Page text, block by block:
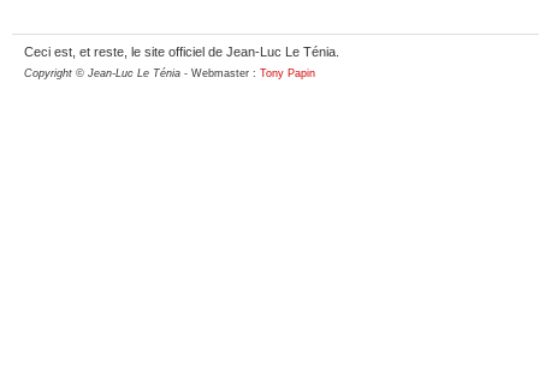
Ceci est, et reste, le site officiel de Jean-Luc Le Ténia.
Copyright © Jean-Luc Le Ténia - Webmaster : Tony Papin